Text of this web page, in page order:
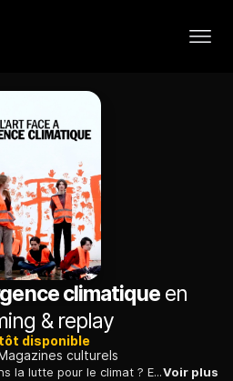
climatiqueen
& replay
disponible
culturels
L'art peut-il jouer un rôle dans la lutte pour le climat ? Entre installations militantes et bilan carbone du marché de l'art, ce documentaire se penche sur un mouvement paradoxal.Voir plus